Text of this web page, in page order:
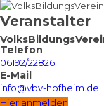
Veranstalter
Telefon
06192/22826
E-Mail
info@vbv-hofheim.de
Hier anmelden